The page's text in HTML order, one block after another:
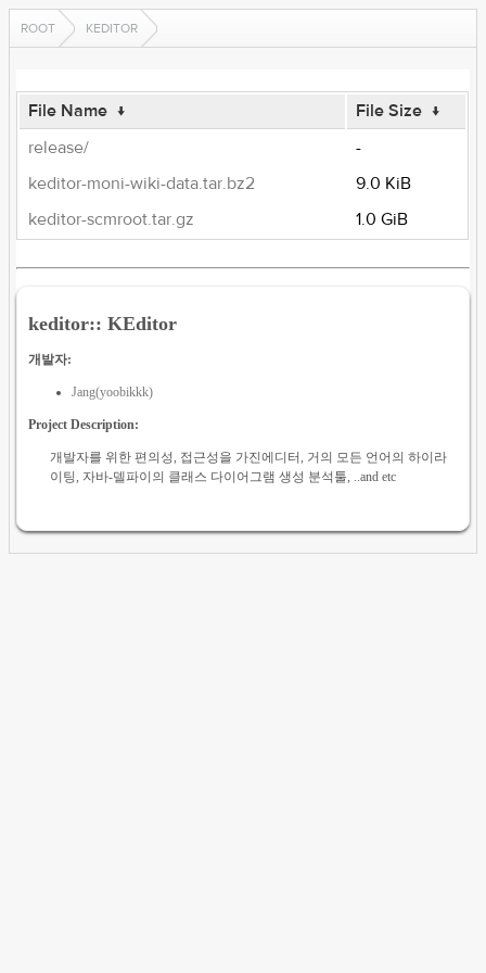
ROOT KEDITOR
File Name ↓ File Size ↓
release/
-
keditor-moni-wiki-data.tar.bz2
9.0 KiB
keditor-scmroot.tar.gz
1.0 GiB
keditor:: KEditor
개발자:
Jang(yoobikkk)
Project Description:
개발자를 위한 편의성, 접근성을 가진에디터, 거의 모든 언어의 하이라
이팅, 자바-델파이의 클래스 다이어그램 생성 분석툴, ..and etc